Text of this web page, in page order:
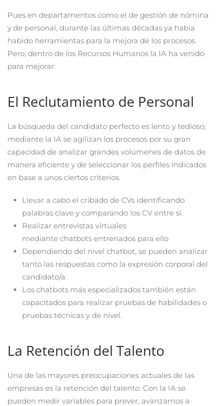
Pues en departamentos como el de gestión de nómina
y de personal, durante las últimas décadas ya había
habido herramientas para la mejora de los procesos.
Pero, dentro de los Recursos Humanos la IA ha venido
para mejorar:
El Reclutamiento de Personal
La búsqueda del candidato perfecto es lento y tedioso;
mediante la IA se agilizan los procesos por su gran
capacidad de analizar grandes volúmenes de datos de
manera eficiente y de seleccionar los perfiles indicados
en base a unos ciertos criterios.
Llevar a cabo el cribado de CVs identificando
palabras clave y comparando los CV entre sí.
Realizar entrevistas virtuales
mediante chatbots entrenados para ello
Dependiendo del nivel chatbot, se pueden analizar
tanto las respuestas como la expresión corporal del
candidato/a.
Los chatbots más especializados también están
capacitados para realizar pruebas de habilidades o
pruebas técnicas y de nivel.
La Retención del Talento
Una de las mayores preocupaciones actuales de las
empresas es la retención del talento. Con la IA se
pueden medir variables para prever, avanzarnos a